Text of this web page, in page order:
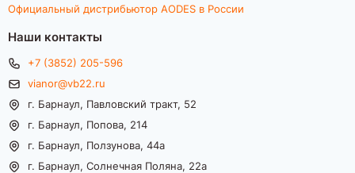
Официальный дистрибьютор AODES в России
Наши контакты
+7 (3852) 205-596
vianor@vb22.ru
г. Барнаул, Павловский тракт, 52
г. Барнаул, Попова, 214
г. Барнаул, Ползунова, 44а
г. Барнаул, Солнечная Поляна, 22а